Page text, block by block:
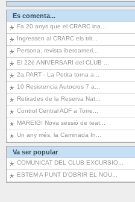
Es comenta...
Fa 20 anys que el CRARC ina...
Ingressen al CRARC els trit...
Persona, revista iberoameri...
El 22è ANIVERSARI del CLUB ...
2a.PART - La Petita torna a...
10 Resistencia Autocros 7 a...
Retirades de la Reserva Nat...
Control Central ADF a Torre...
MAREIG! Nova sessió de teat...
Un any més, la Caminada In...
Va ser popular
COMUNICAT DEL CLUB EXCURSIO...
ESTEM A PUNT D’OBRIR EL NOU...